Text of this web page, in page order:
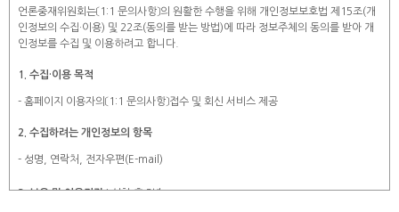
언론중재위원회는〔1:1 문의사항〕의 원활한 수행을 위해 개인정보보호법 제15조(개
인정보의 수집·이용) 및 22조(동의를 받는 방법)에 따라 정보주체의 동의를 받아 개
인정보를 수집 및 이용하려고 합니다.
1. 수집·이용 목적
- 홈페이지 이용자의〔1:1 문의사항〕접수 및 회신 서비스 제공
2. 수집하려는 개인정보의 항목
- 성명, 연락처, 전자우편(E-mail)
3. 보유 및 이용기간 :신청 후 3년